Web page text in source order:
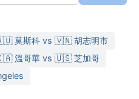
莫斯科 vs 🇻🇳 胡志明市
溫哥華 vs 🇺🇸 芝加哥